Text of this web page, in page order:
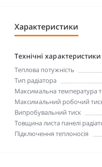
Характеристики
Технічні
Теплова потужність
Тип радіатора
Максимальна температура
Максимальний робочий
Випробувальний тиск
Товщина листа панелі
Підключення теплоносія